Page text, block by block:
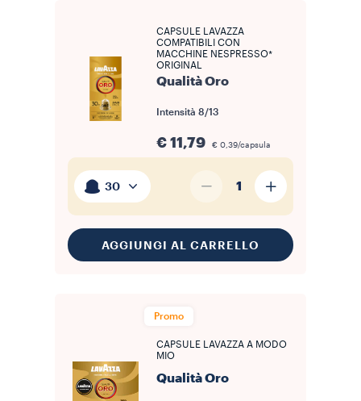
CAPSULE LAVAZZA
COMPATIBILI CON
MACCHINE NESPRESSO*
ORIGINAL
Qualità Oro
Intensità 8/13
€ 11,79 € 0,39/capsula
30 1
AGGIUNGI AL CARRELLO
Promo
CAPSULE LAVAZZA A MODO
MIO
Qualità Oro